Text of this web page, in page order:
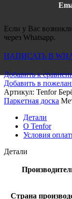
Если у Вас
через Whatsapp.
НАПИСАТЬ В
Добавить к
Добавить в
Артикул: Tenfor
Паркетная доска
Детали
О Tenfor
Условия
Детали
Страна